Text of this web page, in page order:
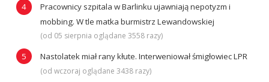
Pracownicy szpitala w Barlinku ujawniają nepotyzm i
mobbing. W tle matka burmistrz Lewandowskiej
(od 05 sierpnia oglądane 3558 razy)
Nastolatek miał rany kłute. Interweniował śmigłowiec LPR
(od wczoraj oglądane 3438 razy)